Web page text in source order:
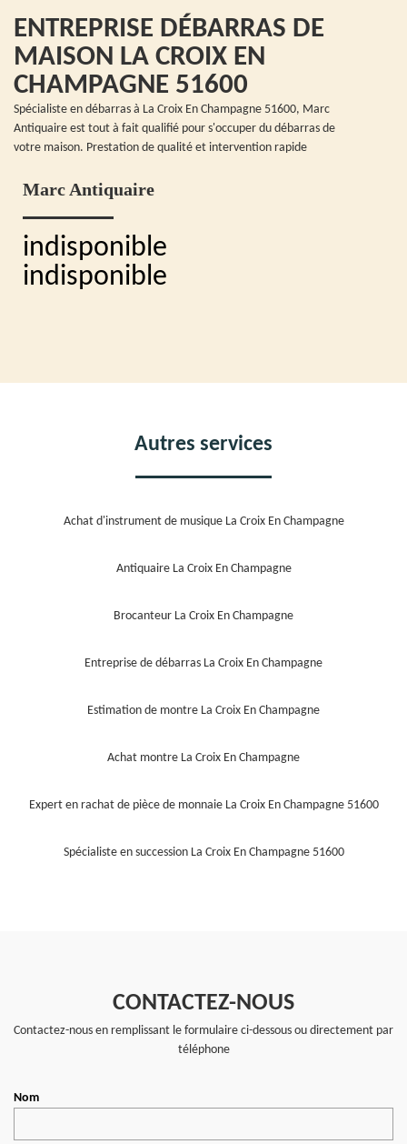
ENTREPRISE DÉBARRAS DE
MAISON LA CROIX EN
CHAMPAGNE 51600
Spécialiste en débarras à La Croix En Champagne 51600, Marc
Antiquaire est tout à fait qualifié pour s'occuper du débarras de
votre maison. Prestation de qualité et intervention rapide
Marc Antiquaire
indisponible
indisponible
Autres services
Achat d'instrument de musique La Croix En Champagne
Antiquaire La Croix En Champagne
Brocanteur La Croix En Champagne
Entreprise de débarras La Croix En Champagne
Estimation de montre La Croix En Champagne
Achat montre La Croix En Champagne
Expert en rachat de pièce de monnaie La Croix En Champagne 51600
Spécialiste en succession La Croix En Champagne 51600
CONTACTEZ-NOUS
Contactez-nous en remplissant le formulaire ci-dessous ou directement par
téléphone
Nom